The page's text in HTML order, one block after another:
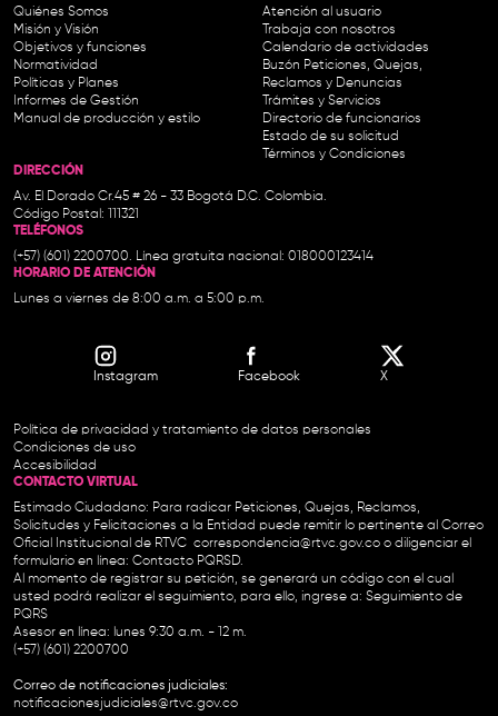
Quiénes Somos
Misión y Visión
Objetivos y funciones
Normatividad
Políticas y Planes
Informes de Gestión
Manual de producción y estilo
Atención al usuario
Trabaja con nosotros
Calendario de actividades
Buzón Peticiones, Quejas,
Reclamos y Denuncias
Trámites y Servicios
Directorio de funcionarios
Estado de su solicitud
Términos y Condiciones
DIRECCIÓN
Av. El Dorado Cr.45 # 26 - 33 Bogotá D.C. Colombia.
Código Postal: 111321
TELÉFONOS
(+57) (601) 2200700. Línea gratuita nacional: 018000123414
HORARIO DE ATENCIÓN
Lunes a viernes de 8:00 a.m. a 5:00 p.m.
Instagram Facebook X
Política de privacidad y tratamiento de datos personales
Condiciones de uso
Accesibilidad
CONTACTO VIRTUAL
Estimado Ciudadano: Para radicar Peticiones, Quejas, Reclamos,
Solicitudes y Felicitaciones a la Entidad puede remitir lo pertinente al Correo
Oficial Institucional de RTVC correspondencia@rtvc.gov.co o diligenciar el
formulario en línea: Contacto PQRSD.
Al momento de registrar su petición, se generará un código con el cual
usted podrá realizar el seguimiento, para ello, ingrese a: Seguimiento de
PQRS
Asesor en línea: lunes 9:30 a.m. - 12 m.
(+57) (601) 2200700
Correo de notificaciones judiciales:
notificacionesjudiciales@rtvc.gov.co